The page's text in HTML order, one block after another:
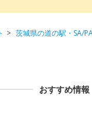
茨城県の道の駅・SA/
おすすめ情報